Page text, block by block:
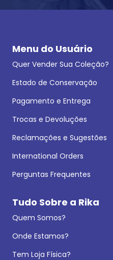
Menu do Usuário
Quer Vender Sua Coleção?
Estado de Conservação
Pagamento e Entrega
Trocas e Devoluções
Reclamações e Sugestões
International Orders
Perguntas Frequentes
Tudo Sobre a Rika
Quem Somos?
Onde Estamos?
Tem Loja Física?